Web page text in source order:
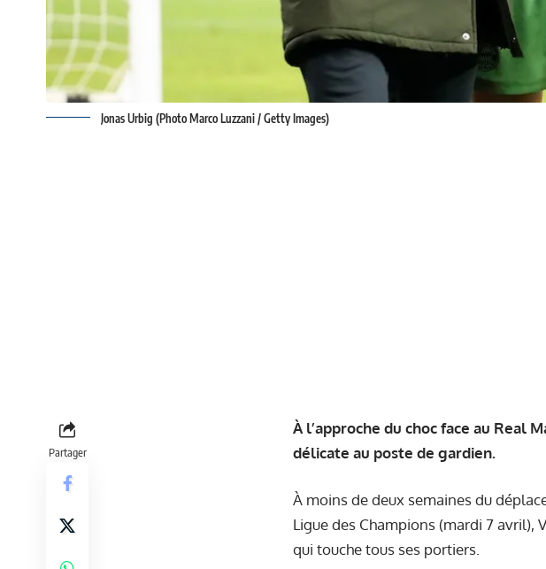
Jonas Urbig (Photo Marco Luzzani / Getty Images)
Partager
À l’approche du choc face au Real
délicate au poste de gardien.
À moins de deux semaines du
Ligue des Champions (mardi 7 avril),
qui touche tous ses portiers.